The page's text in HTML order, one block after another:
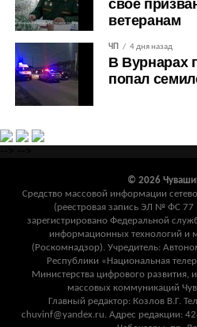
свое
ветеранам
ЧП 4 дня назад
В Вурнарах
попал
© 2026
Средство массовой информации
(реестровая запись ЭЛ № ФС
зарегистрировано Федеральной
информационных технологий и
(Роскомнадзор). Учредитель:
Республики «Национальная
Министерства цифрового
массовых коммуникаций
Главный редактор: Козлов В.Г.
chuvinf@yandex.ru. Адрес редакции: